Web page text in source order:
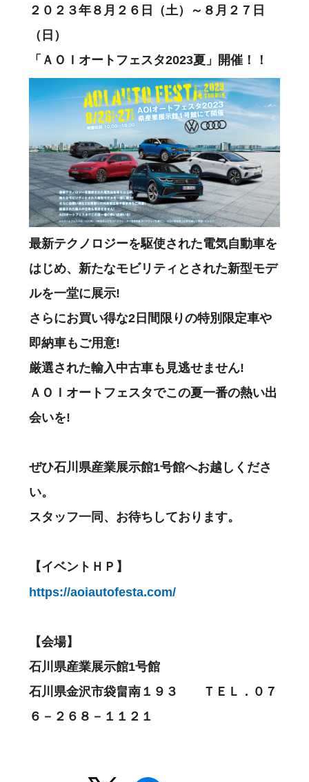
２０２３年８月２６日（土）～８月２７日
（日）
「ＡＯＩオートフェスタ2023夏」開催！！
最新テクノロジーを駆使された電気自動車を
はじめ、新たなモビリティとされた新型モデ
ルを一堂に展示!
さらにお買い得な2日間限りの特別限定車や
即納車もご用意!
厳選された輸入中古車も見逃せません!
ＡＯＩオートフェスタでこの夏一番の熱い出
会いを!
ぜひ石川県産業展示館1号館へお越しくださ
い。
スタッフ一同、お待ちしております。
【イベントＨＰ】
https://aoiautofesta.com/
【会場】
石川県産業展示館1号館
石川県金沢市袋畠南１９３
ＴＥＬ．０７
６－２６８－１１２１